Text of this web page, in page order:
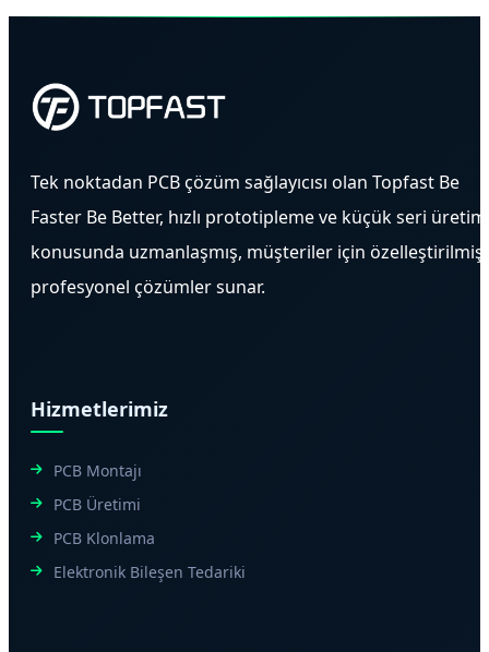
Tek noktadan PCB çözüm sağlayıcısı olan Topfast Be
Faster Be Better, hızlı prototipleme ve küçük seri üretim
konusunda uzmanlaşmış, müşteriler için özelleştirilmiş
profesyonel çözümler sunar.
Hizmetlerimiz
PCB Montajı
PCB Üretimi
PCB Klonlama
Elektronik Bileşen Tedariki